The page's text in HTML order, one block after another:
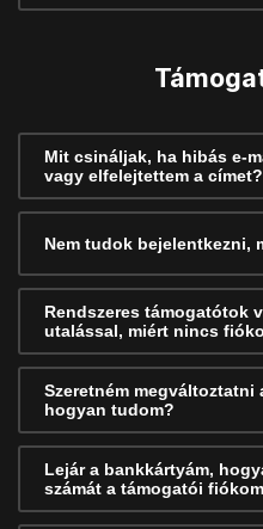
Mit csináljak, ha hibás e-
vagy elfelejtettem a címet?
Nem tudok bejelentkezni,
Rendszeres támogatótok
utalással, miért nincs
Szeretném megváltoztatni
hogyan tudom?
Lejár a bankkártyám,
számát a támogatói